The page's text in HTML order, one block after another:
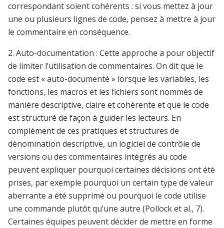
correspondant soient cohérents : si vous mettez à jour
une ou plusieurs lignes de code, pensez à mettre à jour
le commentaire en conséquence.
2. Auto-documentation : Cette approche a pour objectif
de limiter l’utilisation de commentaires. On dit que le
code est « auto-documenté » lorsque les variables, les
fonctions, les macros et les fichiers sont nommés de
manière descriptive, claire et cohérente et que le code
est structuré de façon à guider les lecteurs. En
complément de ces pratiques et structures de
dénomination descriptive, un logiciel de contrôle de
versions ou des commentaires intégrés au code
peuvent expliquer pourquoi certaines décisions ont été
prises, par exemple pourquoi un certain type de valeur
aberrante a été supprimé ou pourquoi le code utilise
une commande plutôt qu’une autre (Pollock et al., 7).
Certaines équipes peuvent décider de mettre en forme